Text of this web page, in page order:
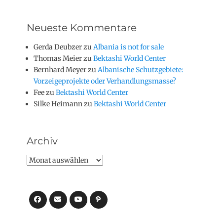
Neueste Kommentare
Gerda DeubzerzuAlbania is not for sale
Thomas MeierzuBektashi World Center
Bernhard MeyerzuAlbanische Schutzgebiete:
Vorzeigeprojekte oder Verhandlungsmasse?
FeezuBektashi World Center
Silke HeimannzuBektashi World Center
Archiv
Archiv
Facebook
E-
Mail
YouTube
Pfad